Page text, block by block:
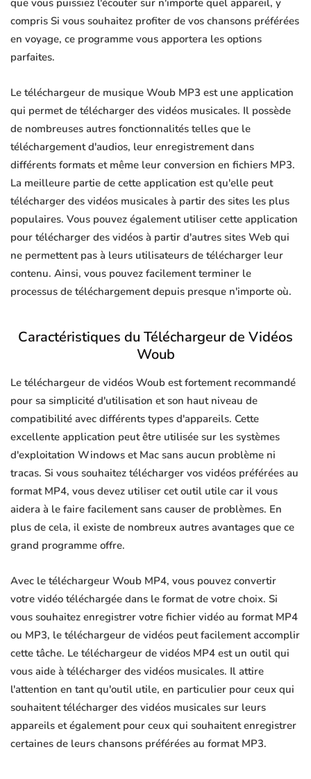
que vous puissiez l'écouter sur n'importe quel appareil, y
compris Si vous souhaitez profiter de vos chansons préférées
en voyage, ce programme vous apportera les options
parfaites.
Le téléchargeur de musique Woub MP3 est une application
qui permet de télécharger des vidéos musicales. Il possède
de nombreuses autres fonctionnalités telles que le
téléchargement d'audios, leur enregistrement dans
différents formats et même leur conversion en fichiers MP3.
La meilleure partie de cette application est qu'elle peut
télécharger des vidéos musicales à partir des sites les plus
populaires. Vous pouvez également utiliser cette application
pour télécharger des vidéos à partir d'autres sites Web qui
ne permettent pas à leurs utilisateurs de télécharger leur
contenu. Ainsi, vous pouvez facilement terminer le
processus de téléchargement depuis presque n'importe où.
Caractéristiques du Téléchargeur de Vidéos
Woub
Le téléchargeur de vidéos Woub est fortement recommandé
pour sa simplicité d'utilisation et son haut niveau de
compatibilité avec différents types d'appareils. Cette
excellente application peut être utilisée sur les systèmes
d'exploitation Windows et Mac sans aucun problème ni
tracas. Si vous souhaitez télécharger vos vidéos préférées au
format MP4, vous devez utiliser cet outil utile car il vous
aidera à le faire facilement sans causer de problèmes. En
plus de cela, il existe de nombreux autres avantages que ce
grand programme offre.
Avec le téléchargeur Woub MP4, vous pouvez convertir
votre vidéo téléchargée dans le format de votre choix. Si
vous souhaitez enregistrer votre fichier vidéo au format MP4
ou MP3, le téléchargeur de vidéos peut facilement accomplir
cette tâche. Le téléchargeur de vidéos MP4 est un outil qui
vous aide à télécharger des vidéos musicales. Il attire
l'attention en tant qu'outil utile, en particulier pour ceux qui
souhaitent télécharger des vidéos musicales sur leurs
appareils et également pour ceux qui souhaitent enregistrer
certaines de leurs chansons préférées au format MP3.